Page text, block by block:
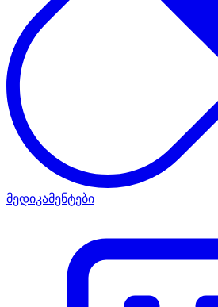
მედიკამენტები